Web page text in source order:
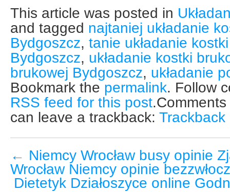
This article was posted in
and tagged najtaniej układanie
Bydgoszcz, tanie układanie
Bydgoszcz, układanie kostki
brukowej Bydgoszcz, układanie
Bookmark the permalink. Follow
RSS feed for this post
can leave a trackback: Trackback
← Niemcy Wrocław busy opinie
Wrocław Niemcy opinie
Dietetyk Działoszyce online